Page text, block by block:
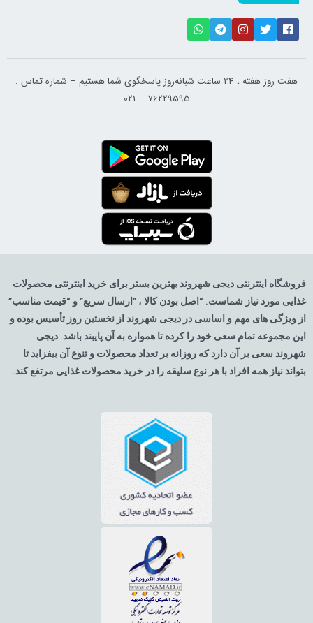
هفت روز هفته ، ۲۴ ساعت شبانه‌روز پاسخگوی شما هستیم – شماره تماس :
76229595 – 021
فروشگاه اینترنتی دیجی شهروند بهترین بستر برای خرید اینترنتی محصولات
غذایی مورد نیاز شماست. “اصل بودن کالا ، ”ارسال سریع” و “قیمت مناسب”
از ویژگی های مهم و اساسی در دیجی شهروند از نخستین روز تأسیس بوده و
این مجموعه تمام سعی خود را کرده تا همواره به آن پایبند باشد. دیجی
شهروند سعی بر آن دارد که روزانه بر تعداد محصولات و تنوع آن بیفزاید تا
بتواند نیاز همه افراد با هر نوع سلیقه را در خرید محصولات غذایی مرتفع کند.